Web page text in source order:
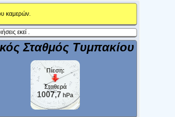
καμερών.
εκεί .
Σταθμός Τυμπακίου
Πίεση:
Σταθερά
1007,7 hPa